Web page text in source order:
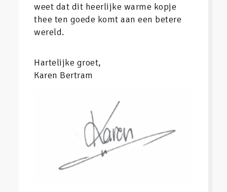
weet dat dit heerlijke warme kopje
thee ten goede komt aan een betere
wereld.
Hartelijke groet,
Karen Bertram